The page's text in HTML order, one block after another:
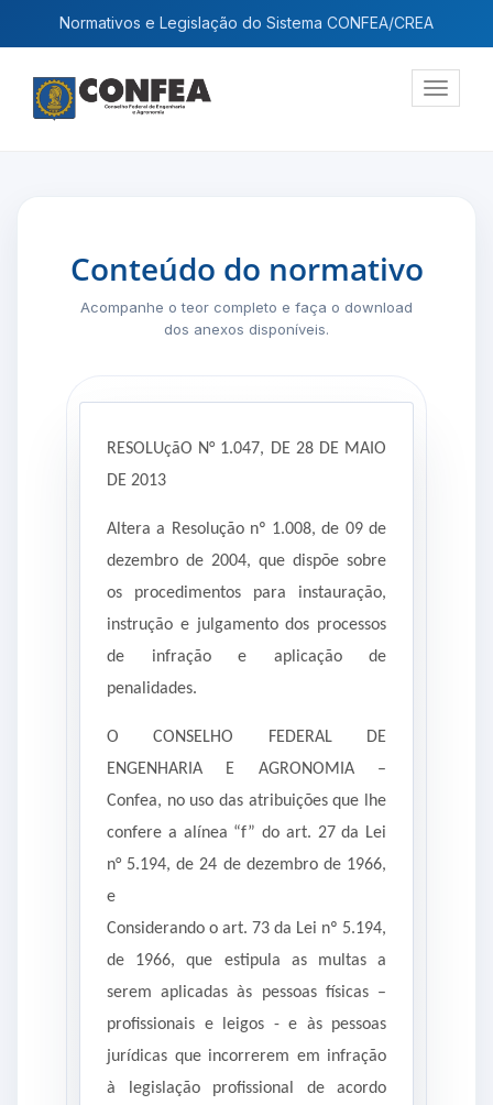
Normativos e Legislação do Sistema CONFEA/CREA
Exibir
Conteúdo do normativo
Acompanhe o teor completo e faça o download
dos anexos disponíveis.
RESOLUçãO N° 1.047, DE 28 DE MAIO
DE 2013
Altera a Resolução nº 1.008, de 09 de
dezembro de 2004, que dispõe sobre
os procedimentos para instauração,
instrução e julgamento dos processos
de infração e aplicação de
penalidades.
O CONSELHO FEDERAL DE
ENGENHARIA E AGRONOMIA –
Confea, no uso das atribuições que lhe
confere a alínea “f” do art. 27 da Lei
n° 5.194, de 24 de dezembro de 1966,
e
Considerando o art. 73 da Lei nº 5.194,
de 1966, que estipula as multas a
serem aplicadas às pessoas físicas –
profissionais e leigos - e às pessoas
jurídicas que incorrerem em infração
à legislação profissional de acordo